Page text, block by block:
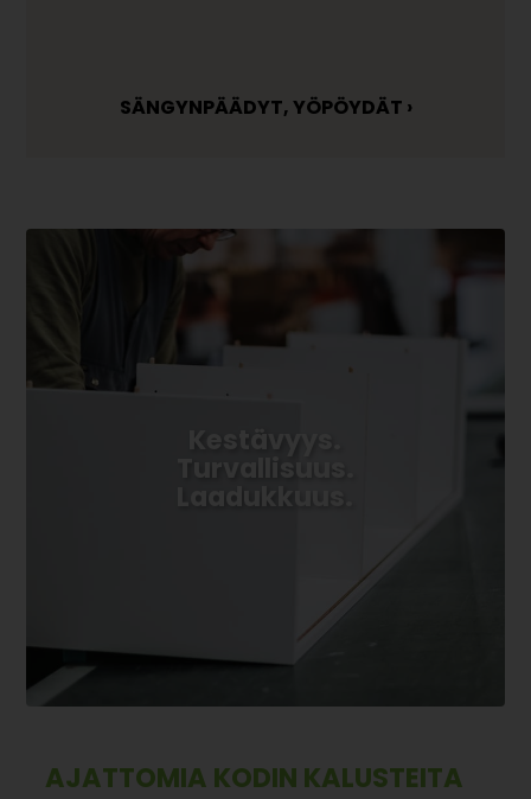
SÄNGYNPÄÄDYT, YÖPÖYDÄT ›
Kestävyys.
Turvallisuus.
Laadukkuus.
AJATTOMIA KODIN KALUSTEITA